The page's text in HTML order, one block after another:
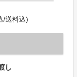
/送料込)
し